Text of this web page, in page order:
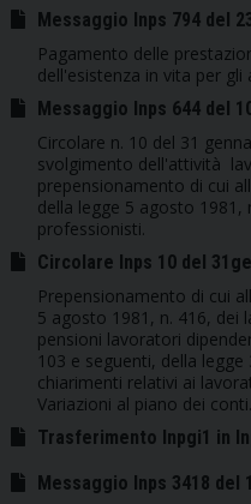
Messaggio Inps 794 del
Pagamento delle
dell'esistenza in vita per gli
Messaggio Inps 644 del
Circolare n. 10 del 31
svolgimento dell'attività
prepensionamento di cui
della legge 5 agosto 1981,
professionisti.
Circolare Inps 10 del
Prepensionamento di cui
5 agosto 1981, n. 416, dei
pensioni lavoratori
103 e seguenti, della
chiarimenti relativi ai
Variazioni al piano dei conti.
Trasferimento Inpgi1 in
Messaggio Inps 3418 del